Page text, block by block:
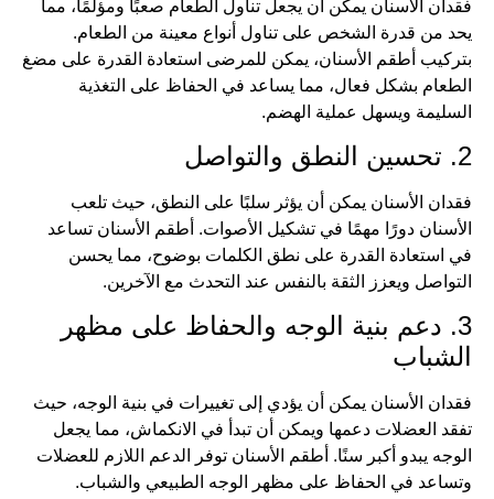
فقدان الأسنان يمكن أن يجعل تناول الطعام صعبًا ومؤلمًا، مما
يحد من قدرة الشخص على تناول أنواع معينة من الطعام.
بتركيب أطقم الأسنان، يمكن للمرضى استعادة القدرة على مضغ
الطعام بشكل فعال، مما يساعد في الحفاظ على التغذية
السليمة ويسهل عملية الهضم.
2. تحسين النطق والتواصل
فقدان الأسنان يمكن أن يؤثر سلبًا على النطق، حيث تلعب
الأسنان دورًا مهمًا في تشكيل الأصوات. أطقم الأسنان تساعد
في استعادة القدرة على نطق الكلمات بوضوح، مما يحسن
التواصل ويعزز الثقة بالنفس عند التحدث مع الآخرين.
3. دعم بنية الوجه والحفاظ على مظهر
الشباب
فقدان الأسنان يمكن أن يؤدي إلى تغييرات في بنية الوجه، حيث
تفقد العضلات دعمها ويمكن أن تبدأ في الانكماش، مما يجعل
الوجه يبدو أكبر سنًا. أطقم الأسنان توفر الدعم اللازم للعضلات
وتساعد في الحفاظ على مظهر الوجه الطبيعي والشباب.